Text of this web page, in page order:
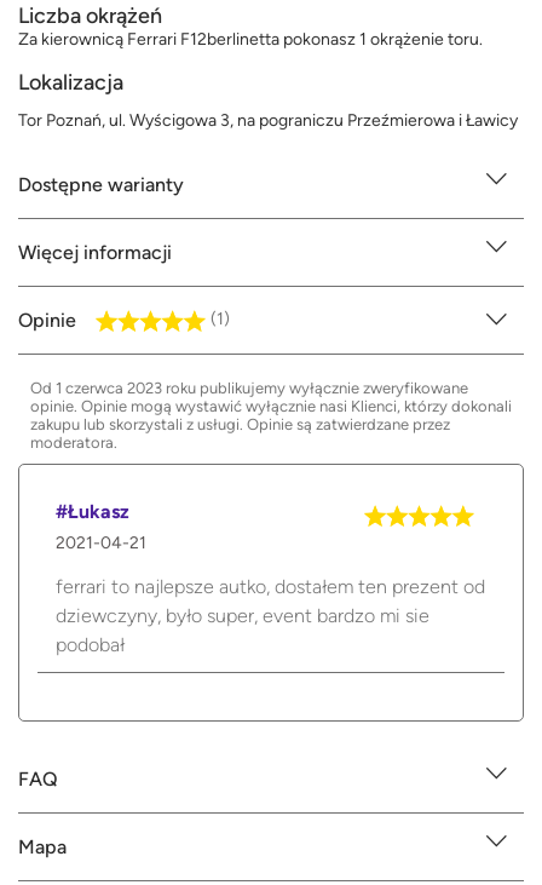
Liczba okrążeń
Za kierownicą Ferrari F12berlinetta pokonasz 1 okrążenie toru.
Lokalizacja
Tor Poznań, ul. Wyścigowa 3, na pograniczu Przeźmierowa i Ławicy
Dostępne warianty
Więcej informacji
Opinie (1)
Od 1 czerwca 2023 roku publikujemy wyłącznie zweryfikowane
opinie. Opinie mogą wystawić wyłącznie nasi Klienci, którzy dokonali
zakupu lub skorzystali z usługi. Opinie są zatwierdzane przez
moderatora.
#Łukasz
2021-04-21
ferrari to najlepsze autko, dostałem ten prezent od
dziewczyny, było super, event bardzo mi sie
podobał
FAQ
Mapa